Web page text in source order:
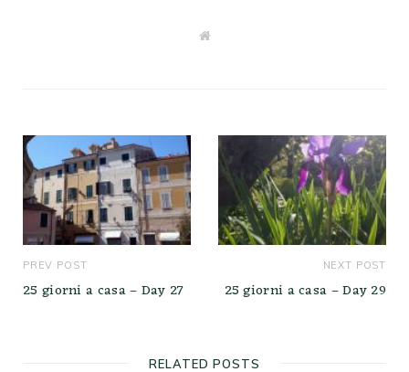
W
PREV POST
25 giorni a casa – Day 27
NEXT POST
25 giorni a casa – Day 29
RELATED POSTS